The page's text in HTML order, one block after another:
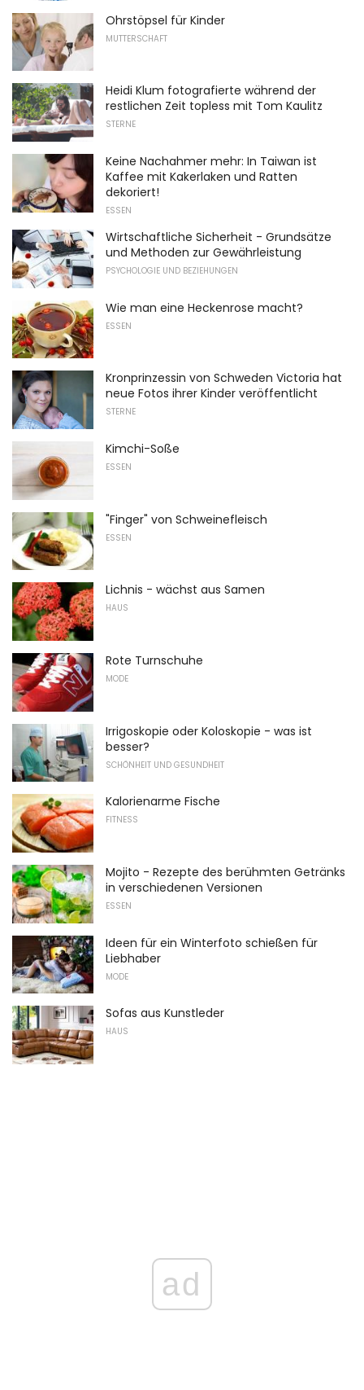
Ohrstöpsel für Kinder
MUTTERSCHAFT
Heidi Klum fotografierte während der
restlichen Zeit topless mit Tom Kaulitz
STERNE
Keine Nachahmer mehr: In Taiwan ist
Kaffee mit Kakerlaken und Ratten
dekoriert!
ESSEN
Wirtschaftliche Sicherheit - Grundsätze
und Methoden zur Gewährleistung
PSYCHOLOGIE UND BEZIEHUNGEN
Wie man eine Heckenrose macht?
ESSEN
Kronprinzessin von Schweden Victoria hat
neue Fotos ihrer Kinder veröffentlicht
STERNE
Kimchi-Soße
ESSEN
"Finger" von Schweinefleisch
ESSEN
Lichnis - wächst aus Samen
HAUS
Rote Turnschuhe
MODE
Irrigoskopie oder Koloskopie - was ist
besser?
SCHÖNHEIT UND GESUNDHEIT
Kalorienarme Fische
FITNESS
Mojito - Rezepte des berühmten Getränks
in verschiedenen Versionen
ESSEN
Ideen für ein Winterfoto schießen für
Liebhaber
MODE
Sofas aus Kunstleder
HAUS
ad